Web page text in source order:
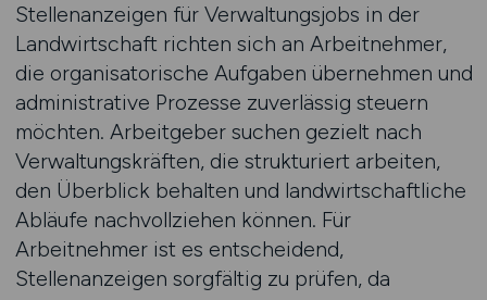
Stellenanzeigen für Verwaltungsjobs in der
Landwirtschaft richten sich an Arbeitnehmer,
die organisatorische Aufgaben übernehmen und
administrative Prozesse zuverlässig steuern
möchten. Arbeitgeber suchen gezielt nach
Verwaltungskräften, die strukturiert arbeiten,
den Überblick behalten und landwirtschaftliche
Abläufe nachvollziehen können. Für
Arbeitnehmer ist es entscheidend,
Stellenanzeigen sorgfältig zu prüfen, da